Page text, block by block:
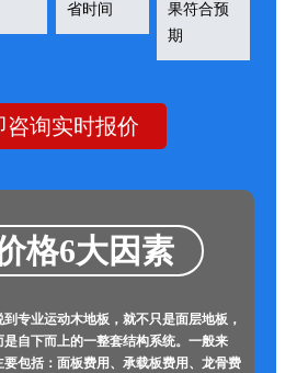
省时间
果符合预
期
咨询实时报价
格6大因素
到专业运动木地板，就不只是面层地板，
是自下而上的一整套结构系统。一般来
包括：面板费用、承载板费用、龙骨费